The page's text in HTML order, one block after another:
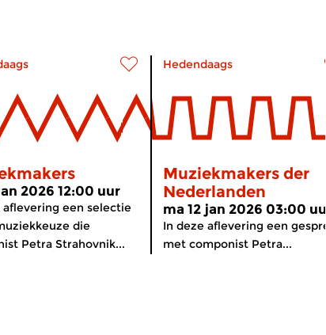
2026 12:00 uur
aflevering een selectie
die
Petra Strahovnik...
Hedendaags
Muziekmakers der
Nederlanden
ma 12 jan 2026 03:00
In deze aflevering een
met componist Petra...